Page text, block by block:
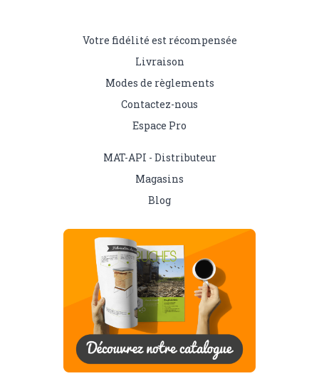
Votre fidélité est récompensée
Livraison
Modes de règlements
Contactez-nous
Espace Pro
MAT-API - Distributeur
Magasins
Blog